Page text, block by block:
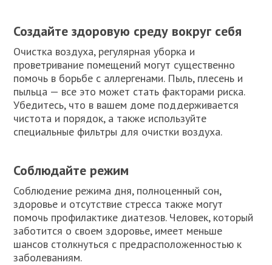
Создайте здоровую среду вокруг себя
Очистка воздуха, регулярная уборка и
проветривание помещений могут существенно
помочь в борьбе с аллергенами. Пыль, плесень и
пыльца — все это может стать факторами риска.
Убедитесь, что в вашем доме поддерживается
чистота и порядок, а также используйте
специальные фильтры для очистки воздуха.
Соблюдайте режим
Соблюдение режима дня, полноценный сон,
здоровье и отсутствие стресса также могут
помочь профилактике диатезов. Человек, который
заботится о своем здоровье, имеет меньше
шансов столкнуться с предрасположенностью к
заболеваниям.